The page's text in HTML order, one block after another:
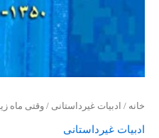
خانه / ادبیات غیرداستانی / وقتی ماه
ادبیات غیرداستانی